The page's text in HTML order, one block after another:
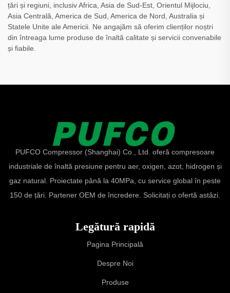
țări și regiuni, inclusiv Africa, Asia de Sud-Est, Orientul Mijlociu,
Asia Centrală, America de Sud, America de Nord, Australia și
Statele Unite ale Americii. Ne angajăm să oferim clienților noștri
din întreaga lume produse de înaltă calitate și servicii convenabile
și fiabile.
PUFCO Compressor (Shanghai) Co., Ltd. oferă compresoare
industriale de înaltă presiune pentru aer, oxigen, azot, hidrogen și
gaz natural. Proiectate până la 40MPa, cu service global în peste
150 de țări. Partener OEM de încredere. Solicitați o ofertă astăzi.
Legătură rapidă
Pagina Principală
Despre Noi
Produse